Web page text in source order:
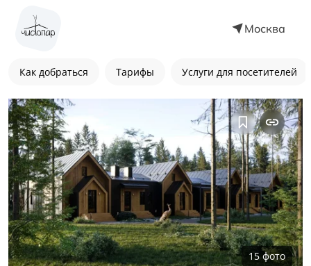
Москва
Как добраться Тарифы Услуги для посетителей
15фото